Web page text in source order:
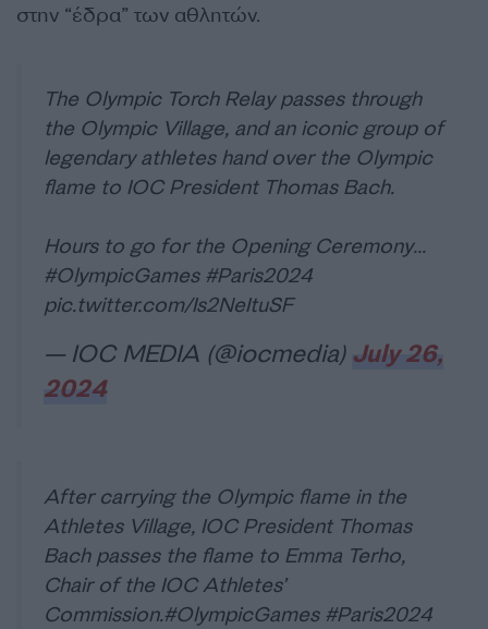
στην “έδρα” των αθλητών.
The Olympic Torch Relay passes through
the Olympic Village, and an iconic group of
legendary athletes hand over the Olympic
flame to IOC President Thomas Bach.
Hours to go for the Opening Ceremony…
#OlympicGames #Paris2024
pic.twitter.com/Is2NeItuSF
— IOC MEDIA (@iocmedia) July 26,
2024
After carrying the Olympic flame in the
Athletes Village, IOC President Thomas
Bach passes the flame to Emma Terho,
Chair of the IOC Athletes’
Commission.#OlympicGames #Paris2024